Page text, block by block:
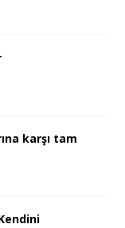
karşı tam